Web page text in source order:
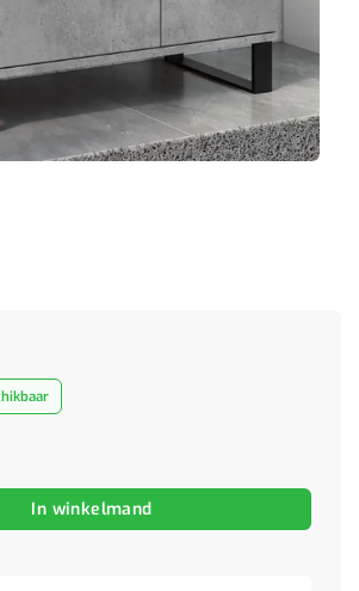
cm bewerkt hout betongrijs aantal
In winkelmand